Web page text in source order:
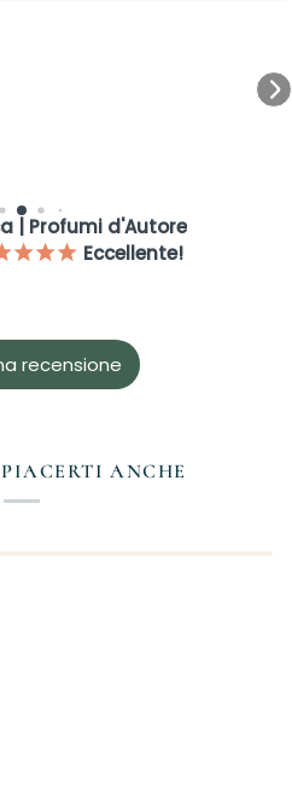
| Profumi d'Autore
¡¡¡ Eccellente!
recensione
PIACERTI ANCHE
prodotti alla tua lista
articoli salvati in precedenza.
Login